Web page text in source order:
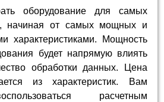
оборудование для самых
начиная от самых мощных и
характеристиками. Мощность
будет напрямую влиять
обработки данных. Цена
из характеристик. Вам
расчетным